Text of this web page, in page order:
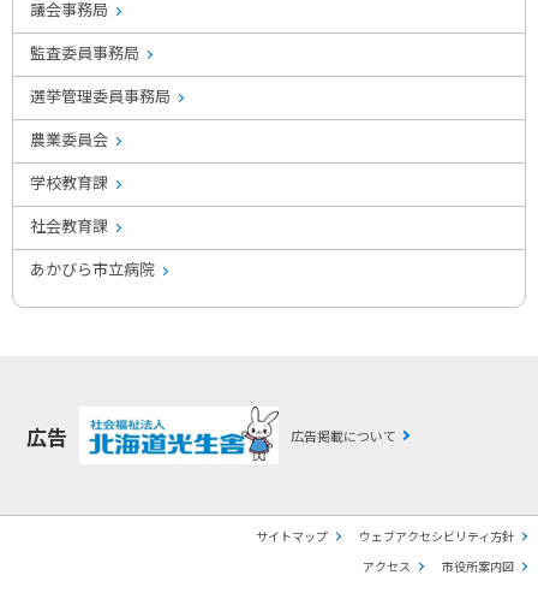
議会事務局
監査委員事務局
選挙管理委員事務局
農業委員会
学校教育課
社会教育課
あかびら市立病院
広告 広告掲載について
サイトマップ
ウェブアクセシビリティ方針
アクセス
市役所案内図